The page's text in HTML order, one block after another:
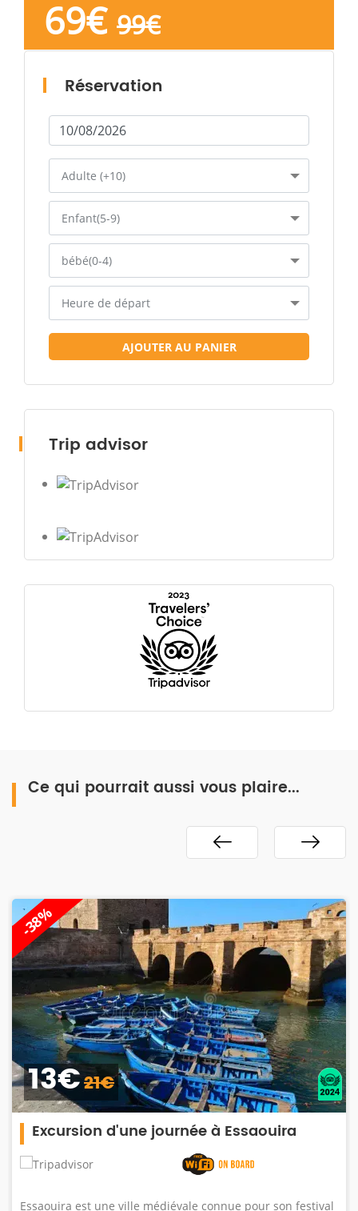
69€ 99€
Réservation
Adulte (+10)
Enfant(5-9)
bébé(0-4)
Heure de départ
AJOUTER AU PANIER
Trip advisor
Ce qui pourrait aussi vous plaire...
-38%
13€21€
Excursion d'une journée à Essaouira
Essaouira est une ville médiévale connue pour son festival